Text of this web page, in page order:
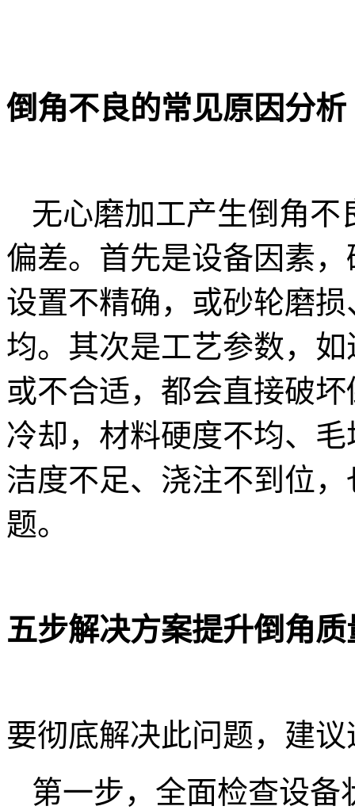
倒角不良的常见原因分析
无心磨加工产生倒角
偏差。首先是设备因素
设置不精确，或砂轮磨
均。其次是工艺参数，
或不合适，都会直接破
冷却，材料硬度不均、
洁度不足、浇注不到位
题。
五步解决方案提升倒角质
要彻底解决此问题，建
第一步，全面检查设